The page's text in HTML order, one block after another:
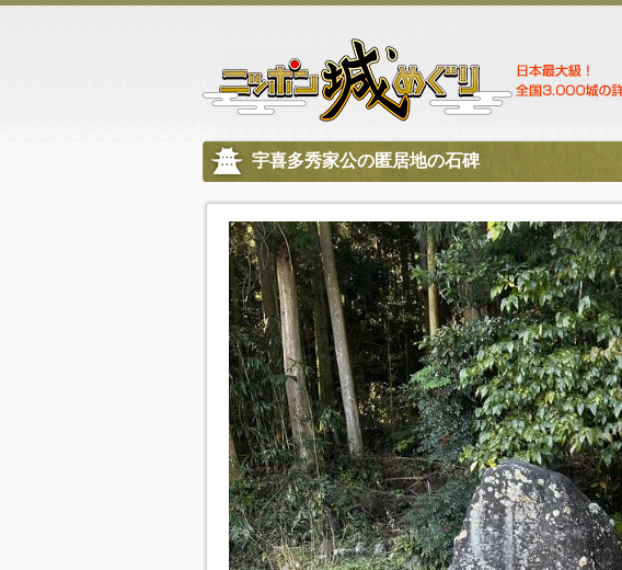
宇喜多秀家公の匿居地の石碑